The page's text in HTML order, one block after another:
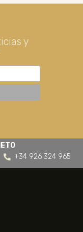
y
+34 926 324 965